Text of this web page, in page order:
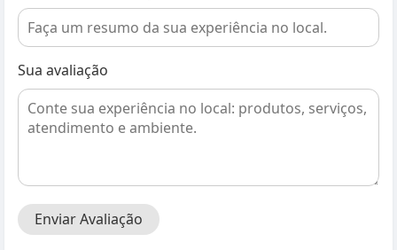
Sua avaliação
Enviar Avaliação